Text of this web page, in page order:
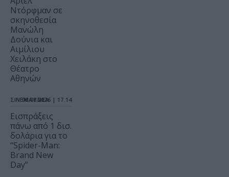
Ντόρφμαν σε
σκηνοθεσία
Μανώλη
Δούνια και
Αιμίλιου
Χειλάκη στο
Θέατρο
Αθηνών
ΣΙΝΕΜΑ / ΝΕΑ
06.08.2026 | 17.14
Εισπράξεις
πάνω από 1 δισ.
δολάρια για το
“Spider-Man:
Brand New
Day”